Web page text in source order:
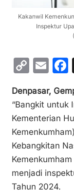
Kakanwil
Inspektur
C
p
y
Li
n
k
E
ai
l
Denpasar,
“Bangkit untuk
Kementerian
Kebangkitan
menjadi
Tahun 2024.